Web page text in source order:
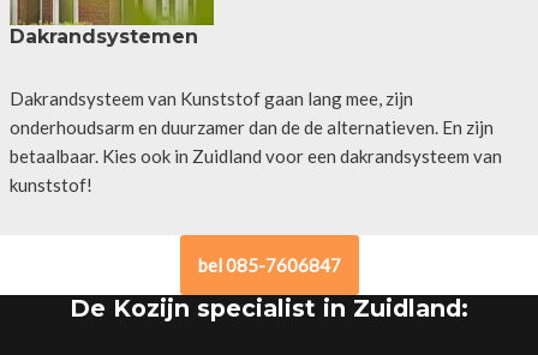
Dakrandsystemen
Dakrandsysteem van Kunststof gaan lang mee, zijn
onderhoudsarm en duurzamer dan de de alternatieven. En zijn
betaalbaar. Kies ook in Zuidland voor een dakrandsysteem van
kunststof!
bel 085-7606847
De Kozijn specialist in Zuidland: